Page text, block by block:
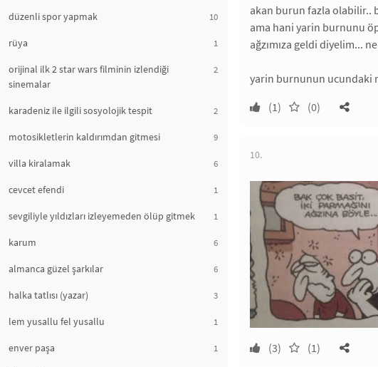
düzenli spor yapmak 10
rüya 1
orijinal ilk 2 star wars filminin izlendiği
sinemalar
2
karadeniz ile ilgili sosyolojik tespit 2
motosikletlerin kaldırımdan gitmesi 9
villa kiralamak 6
cevcet efendi 1
sevgiliyle yıldızları izleyemeden ölüp gitmek 1
karum 6
almanca güzel şarkılar 6
halka tatlısı (yazar) 3
lem yusallu fel yusallu 1
enver paşa 1
akan burun fazla olabilir..
ama hani yarin burnunu
ağzımıza geldi diyelim...
yarin burnunun ucundaki
(1)
(0)
10.
(3) (1)